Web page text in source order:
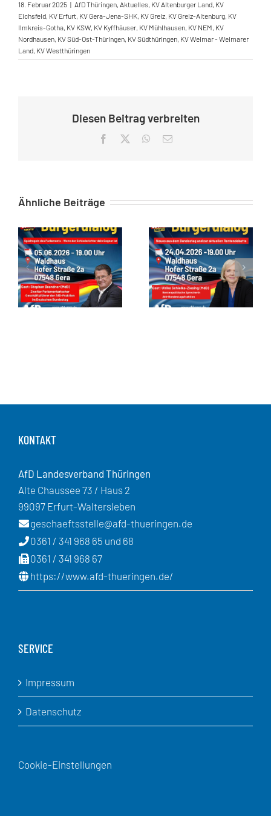
18. Februar 2025 | AfD Thüringen, Aktuelles, KV Altenburger Land, KV
Eichsfeld, KV Erfurt, KV Gera-Jena-SHK, KV Greiz, KV Greiz-Altenburg, KV
Ilmkreis-Gotha, KV KSW, KV Kyffhäuser, KV Mühlhausen, KV NEM, KV
Nordhausen, KV Süd-Ost-Thüringen, KV Südthüringen, KV Weimar - Weimarer
Land, KV Westthüringen
Diesen Beitrag verbreiten
Facebook WhatsApp
E-
Ähnliche Beiträge
KONTAKT
AfD Landesverband Thüringen
Alte Chaussee 73 / Haus 2
99097 Erfurt-Waltersleben
geschaeftsstelle@afd-thueringen.de
0361 / 341 968 65 und 68
0361 / 341 968 67
https://www.afd-thueringen.de/
SERVICE
Impressum
Datenschutz
Cookie-Einstellungen